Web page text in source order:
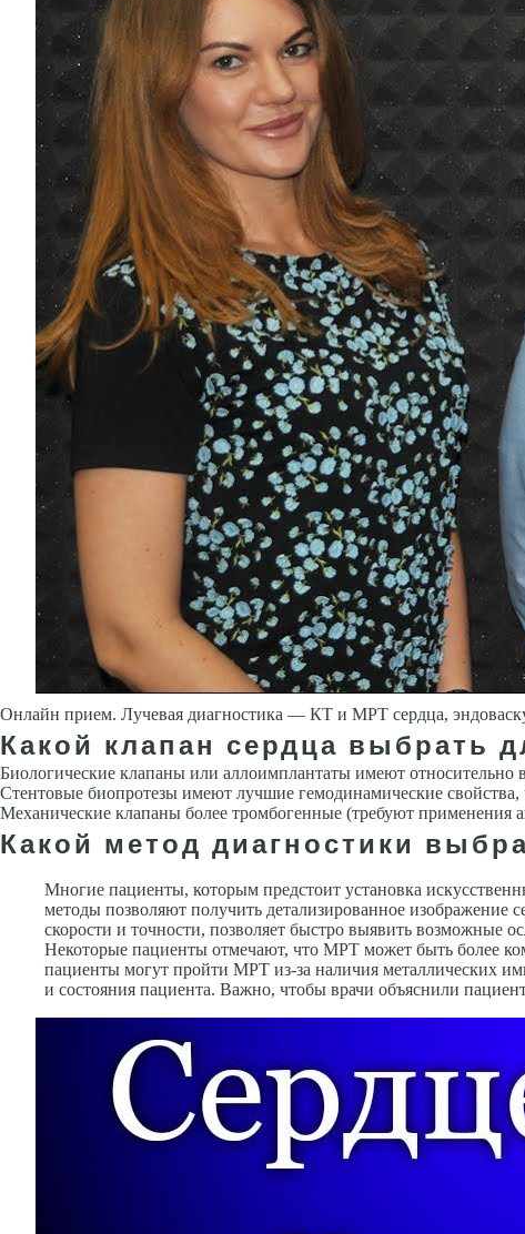
Онлайн прием. Лучевая диагностика — КТ и МРТ сердца,
Какой клапан сердца выбрать
Биологические клапаны или аллоимплантаты имеют относительно
Стентовые биопротезы имеют лучшие гемодинамические
Механические клапаны более тромбогенные (требуют применения
Какой метод диагностики
Многие пациенты, которым предстоит установка
методы позволяют получить детализированное изображение
скорости и точности, позволяет быстро выявить возможные
Некоторые пациенты отмечают, что МРТ может быть более
пациенты могут пройти МРТ из-за наличия металлических
и состояния пациента. Важно, чтобы врачи объяснили